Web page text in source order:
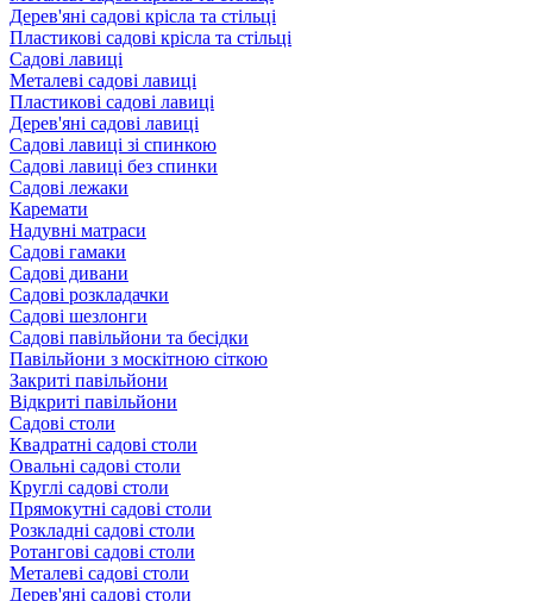
Дерев'яні садові крісла та стільці
Пластикові садові крісла та стільці
Садові лавиці
Металеві садові лавиці
Пластикові садові лавиці
Дерев'яні садові лавиці
Садові лавиці зі спинкою
Садові лавиці без спинки
Садові лежаки
Каремати
Надувні матраси
Садові гамаки
Садові дивани
Садові розкладачки
Садові шезлонги
Садові павільйони та бесідки
Павільйони з москітною сіткою
Закриті павільйони
Відкриті павільйони
Садові столи
Квадратні садові столи
Овальні садові столи
Круглі садові столи
Прямокутні садові столи
Розкладні садові столи
Ротангові садові столи
Металеві садові столи
Дерев'яні садові столи